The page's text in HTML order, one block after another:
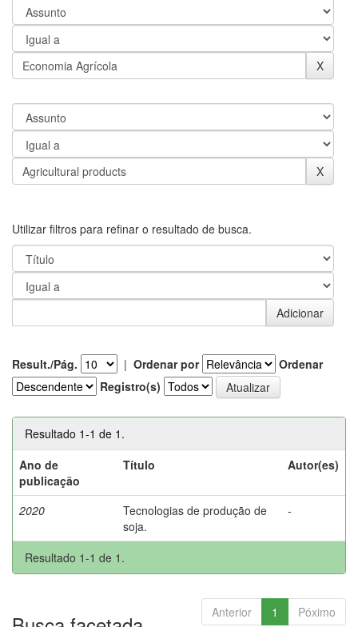
Utilizar filtros para refinar o resultado de busca.
Result./Pág. | Ordenar por
Ordenar
Registro(s)
Resultado 1-1 de 1.
Ano de
publicação
Título Autor(es)
2020
Tecnologias de produção de
soja.
-
Resultado 1-1 de 1.
Anterior 1 Póximo